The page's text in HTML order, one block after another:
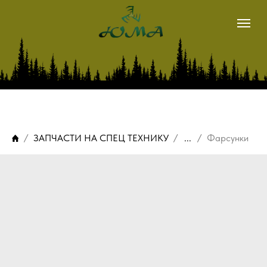
о нас
ЗАПЧАСТИ НА СПЕЦ ТЕХНИКУ ... Фарсунки